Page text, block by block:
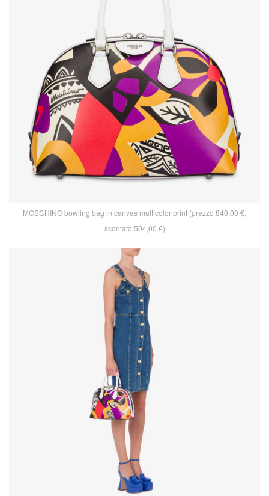
MOSCHINO bowling bag in canvas multicolor print (prezzo 840,00 €,
scontato 504,00 €)